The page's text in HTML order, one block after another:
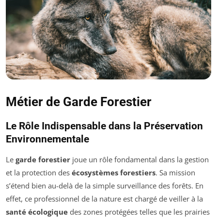
Métier de Garde Forestier
Le Rôle Indispensable dans la Préservation
Environnementale
Le garde forestier joue un rôle fondamental dans la gestion
et la protection des écosystèmes forestiers. Sa mission
s’étend bien au-delà de la simple surveillance des forêts. En
effet, ce professionnel de la nature est chargé de veiller à la
santé écologique des zones protégées telles que les prairies